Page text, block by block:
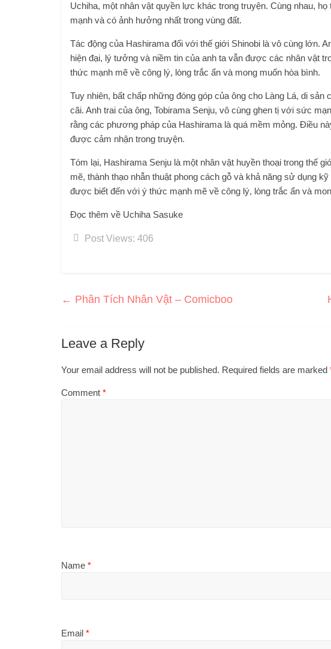
Uchiha, một nhân vật quyền lực khác trong truyện. Cùng nhau,
mạnh và có ảnh hưởng nhất trong vùng đất.
Tác động của Hashirama đối với thế giới Shinobi là vô cùng lớn.
hiện đại, lý tưởng và niềm tin của anh ta vẫn được các nhân vật
thức mạnh mẽ về công lý, lòng trắc ẩn và mong muốn hòa bình.
Tuy nhiên, bất chấp những đóng góp của ông cho Làng Lá, di
cãi. Anh trai của ông, Tobirama Senju, vô cùng ghen tị với sức
rằng các phương pháp của Hashirama là quá mềm mỏng. Điều
được cảm nhận trong truyện.
Tóm lại, Hashirama Senju là một nhân vật huyền thoại trong thế
mẽ, thành thạo nhẫn thuật phong cách gỗ và khả năng sử dụng
được biết đến với ý thức mạnh mẽ về công lý, lòng trắc ẩn và
Đọc thêm về Uchiha Sasuke
Post Views: 406
← Phân Tích Nhân Vật – Comicboo
Leave a Reply
Your email address will not be published. Required fields are marked
Comment *
Name *
Email *